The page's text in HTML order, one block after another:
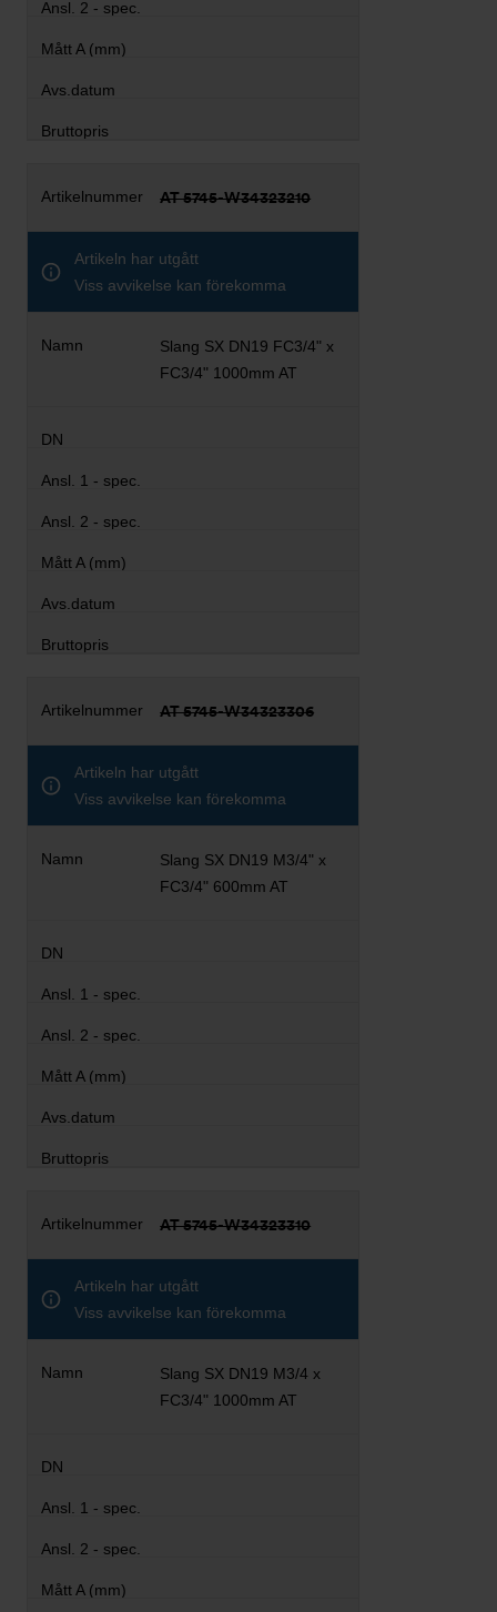
AT 5745-W34323210
Artikeln har utgått
Viss avvikelse kan förekomma
Slang SX DN19 FC3/4" x
FC3/4" 1000mm AT
AT 5745-W34323306
Artikeln har utgått
Viss avvikelse kan förekomma
Slang SX DN19 M3/4" x
FC3/4" 600mm AT
AT 5745-W34323310
Artikeln har utgått
Viss avvikelse kan förekomma
Slang SX DN19 M3/4 x
FC3/4" 1000mm AT